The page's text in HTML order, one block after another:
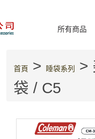
所有商品
首頁 > 睡袋系列
>
袋 / C5